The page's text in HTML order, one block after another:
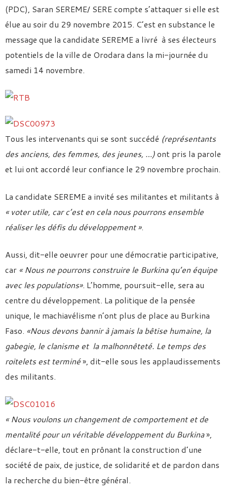
(PDC), Saran SEREME/ SERE compte s’attaquer si elle est
élue au soir du 29 novembre 2015. C’est en substance le
message que la candidate SEREME a livré à ses électeurs
potentiels de la ville de Orodara dans la mi-journée du
samedi 14 novembre.
Tous les intervenants qui se sont succédé (représentants
des anciens, des femmes, des jeunes, …)ont pris la parole
et lui ont accordé leur confiance le 29 novembre prochain.
La candidate SEREME a invité ses militantes et militants à
« voter utile, car c’est en cela nous pourrons ensemble
réaliser les défis du développement ».
Aussi, dit-elle oeuvrer pour une démocratie participative,
car « Nous ne pourrons construire le Burkina qu’en équipe
avec les populations». L’homme, poursuit-elle, sera au
centre du développement. La politique de la pensée
unique, le machiavélisme n’ont plus de place au Burkina
Faso. «Nous devons bannir à jamais la bêtise humaine, la
gabegie, le clanisme et la malhonnêteté. Le temps des
roitelets est terminé», dit-elle sous les applaudissements
des militants.
« Nous voulons un changement de comportement et de
mentalité pour un véritable développement du Burkina»,
déclare-t-elle, tout en prônant la construction d’une
société de paix, de justice, de solidarité et de pardon dans
la recherche du bien-être général.